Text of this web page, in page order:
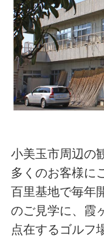
小美玉市周辺の
多くのお客様に
百里基地で毎年
のご見学に、霞
点在するゴルフ